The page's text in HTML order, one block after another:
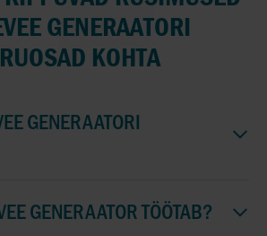
GENERAATORI
KOHTA
GENERAATORI
GENERAATOR TÖÖTAB?